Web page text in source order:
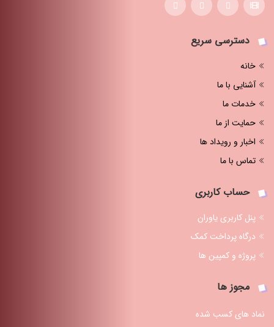
دسترسی سریع
خانه
آشنایی با ما
خدمات ما
حمایت از ما
اخبار و رویداد ها
تماس با ما
حساب کاربری
پنل کاربری یاوران
درگاه پرداخت کمک
پروژه و کمپین ها
مجوز ها
نماد های کسب شده